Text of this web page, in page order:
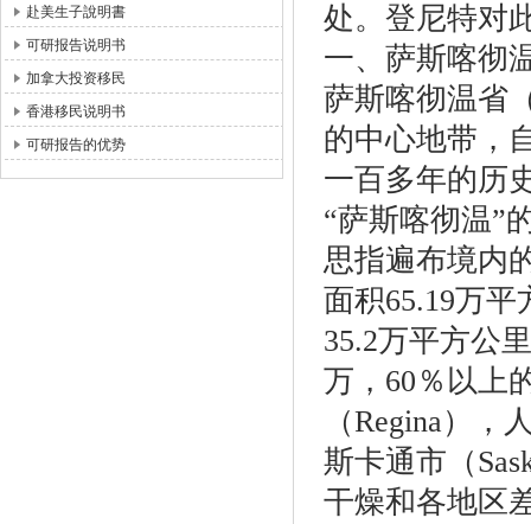
赴美生子說明書
可研报告说明书
加拿大投资移民
香港移民说明书
可研报告的优势
处。登尼特对
一、萨斯喀彻
萨斯喀彻温省
的中心地带，
一百多年的历
“萨斯喀彻温”
思指遍布境内
面积65.19万
35.2万平方公
万，60％以上
（Regina）
斯卡通市（
干燥和各地区